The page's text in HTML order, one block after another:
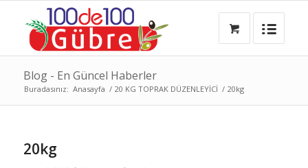
Blog - En Güncel Haberler
Buradasınız: Anasayfa / 20 KG TOPRAK DÜZENLEYİCİ / 20kg
20kg